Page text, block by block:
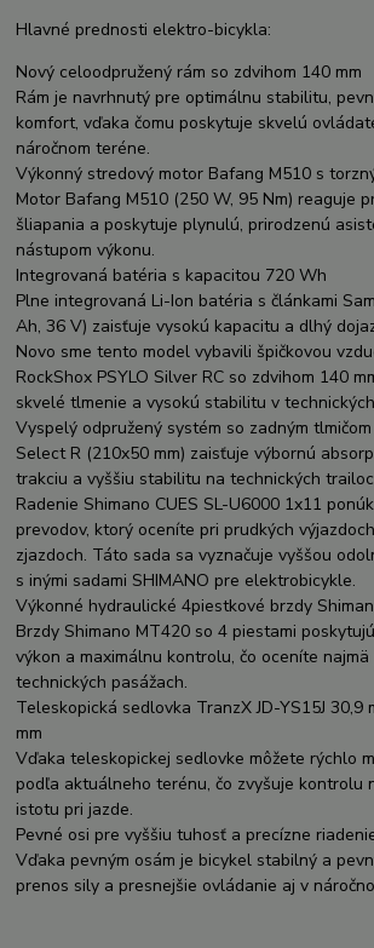
Hlavné prednosti elektro-bicykla:
Nový celoodpružený rám so zdvihom 140 mm
Rám je navrhnutý pre optimálnu stabilitu,
komfort, vďaka čomu poskytuje skvelú
náročnom teréne.
Výkonný stredový motor Bafang M510 s
Motor Bafang M510 (250 W, 95 Nm) reaguje
šliapania a poskytuje plynulú, prirodzenú
nástupom výkonu.
Integrovaná batéria s kapacitou 720 Wh
Plne integrovaná Li-Ion batéria s článkami
Ah, 36 V) zaisťuje vysokú kapacitu a dlhý
Novo sme tento model vybavili špičkovou
RockShox PSYLO Silver RC so zdvihom 140
skvelé tlmenie a vysokú stabilitu v
Vyspelý odpružený systém so zadným
Select R (210x50 mm) zaisťuje výbornú
trakciu a vyššiu stabilitu na technických
Radenie Shimano CUES SL-U6000 1x11
prevodov, ktorý oceníte pri prudkých
zjazdoch. Táto sada sa vyznačuje vyššou
s inými sadami SHIMANO pre elektrobicykle.
Výkonné hydraulické 4piestkové brzdy
Brzdy Shimano MT420 so 4 piestami
výkon a maximálnu kontrolu, čo oceníte
technických pasážach.
Teleskopická sedlovka TranzX JD-YS15J 30,9
mm
Vďaka teleskopickej sedlovke môžete rýchlo
podľa aktuálneho terénu, čo zvyšuje kontrolu
istotu pri jazde.
Pevné osi pre vyššiu tuhosť a precízne
Vďaka pevným osám je bicykel stabilný a
prenos sily a presnejšie ovládanie aj v